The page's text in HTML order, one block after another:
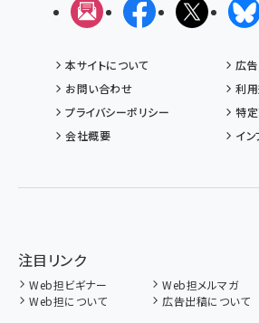
メルマガFacebookX(エック
本サイトについて
広
お問い合わせ
利
プライバシーポリシー
特
会社概要
イ
注目リンク
Web担ビギナー Web担メルマガ
Web担について
広告出稿について